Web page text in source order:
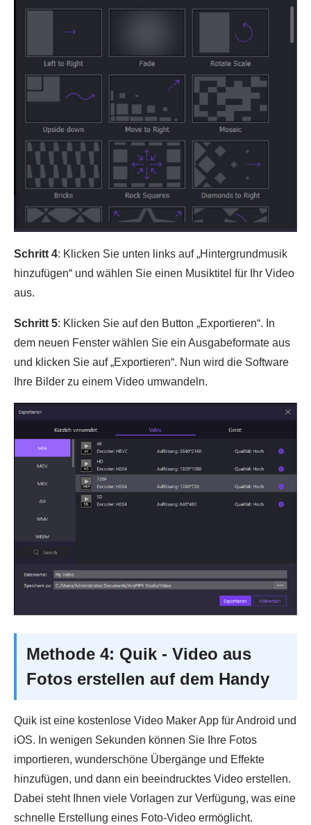
Schritt 4: Klicken Sie unten links auf „Hintergrundmusik
hinzufügen“ und wählen Sie einen Musiktitel für Ihr Video
aus.
Schritt 5: Klicken Sie auf den Button „Exportieren“. In
dem neuen Fenster wählen Sie ein Ausgabeformate aus
und klicken Sie auf „Exportieren“. Nun wird die Software
Ihre Bilder zu einem Video umwandeln.
Methode 4: Quik - Video aus
Fotos erstellen auf dem Handy
Quik ist eine kostenlose Video Maker App für Android und
iOS. In wenigen Sekunden können Sie Ihre Fotos
importieren, wunderschöne Übergänge und Effekte
hinzufügen, und dann ein beeindrucktes Video erstellen.
Dabei steht Ihnen viele Vorlagen zur Verfügung, was eine
schnelle Erstellung eines Foto-Video ermöglicht.